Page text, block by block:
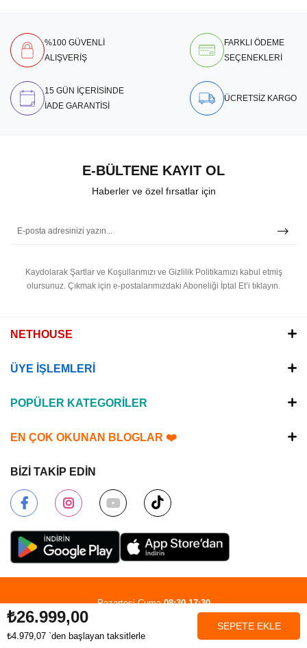
₺26.999,00
₺4.979,07 `den başlayan taksitlerle
%100 GÜVENLİ
ALIŞVERİŞ
FARKLI ÖDEME
SEÇENEKLERİ
15 GÜN İÇERİSİNDE
İADE GARANTİSİ
ÜCRETSİZ KARGO
E-BÜLTENE KAYIT OL
Haberler ve özel fırsatlar için
Kaydolarak Şartlar ve Koşullarımızı ve Gizlilik Politikamızı kabul etmiş
olursunuz. Çıkmak için e-postalarımızdaki Aboneliği İptal Et’i tıklayın.
NETHOUSE
ÜYE İŞLEMLERİ
POPÜLER KATEGORİLER
EN ÇOK OKUNAN BLOGLAR ❤️
BİZİ TAKİP EDİN
Copyright© 2023
All rights reserved.
NETHOUSE BİLGİSAYAR SİSTEMLERİ PAZ.SAN.VE TİC.LTD.ŞTİ.
Pazartesi-Cuma08:30-17:30
Anasayfa Favorilerim Sepetim